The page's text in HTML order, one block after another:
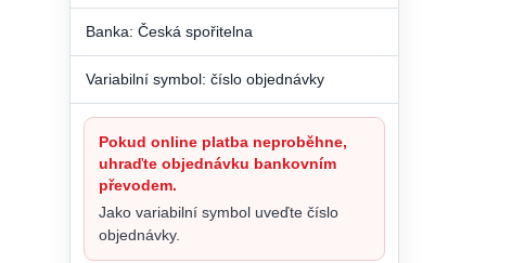
Banka: Česká spořitelna
Variabilní symbol: číslo objednávky
Pokud online platba neproběhne,
uhraďte objednávku bankovním
převodem.
Jako variabilní symbol uveďte číslo
objednávky.